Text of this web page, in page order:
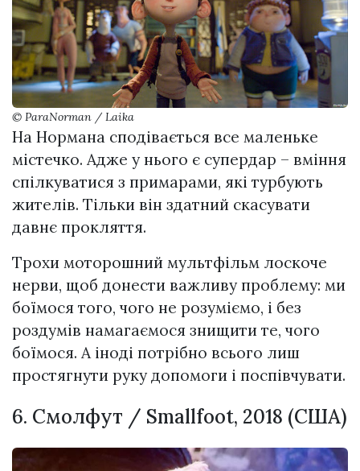
© ParaNorman / Laika
На Нормана сподівається все маленьке
містечко. Адже у нього є супердар – вміння
спілкуватися з примарами, які турбують
жителів. Тільки він здатний скасувати
давнє прокляття.
Трохи моторошний мультфільм лоскоче
нерви, щоб донести важливу проблему: ми
боїмося того, чого не розуміємо, і без
роздумів намагаємося знищити те, чого
боїмося. А іноді потрібно всього лиш
простягнути руку допомоги і поспівчувати.
6. Смолфут / Smallfoot, 2018 (США)